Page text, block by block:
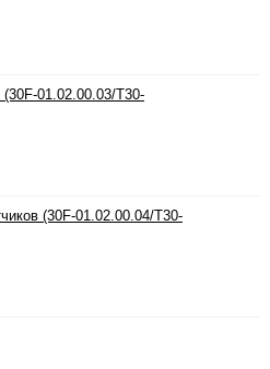
01.02.00.03/T30-
(30F-01.02.00.04/T30-